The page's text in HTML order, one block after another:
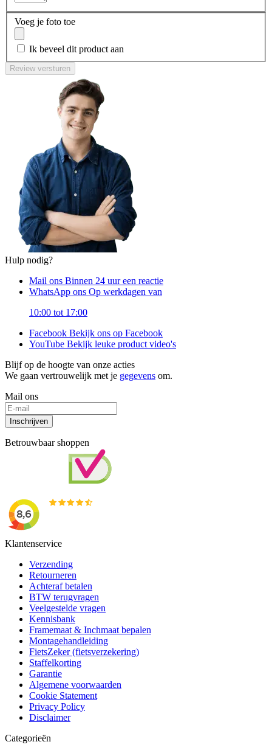
Voeg je foto toe
Ik beveel dit product aan
Review versturen
Hulp nodig?
Mail ons Binnen 24 uur een reactie
WhatsApp ons Op werkdagen van
10:00 tot 17:00
Facebook Bekijk ons op Facebook
YouTube Bekijk leuke product video's
Blijf op de hoogte van onze acties
We gaan vertrouwelijk met je gegevens om.
Mail ons
Inschrijven
Betrouwbaar shoppen
Klantenservice
Verzending
Retourneren
Achteraf betalen
BTW terugvragen
Veelgestelde vragen
Kennisbank
Framemaat & Inchmaat bepalen
Montagehandleiding
FietsZeker (fietsverzekering)
Staffelkorting
Garantie
Algemene voorwaarden
Cookie Statement
Privacy Policy
Disclaimer
Categorieën